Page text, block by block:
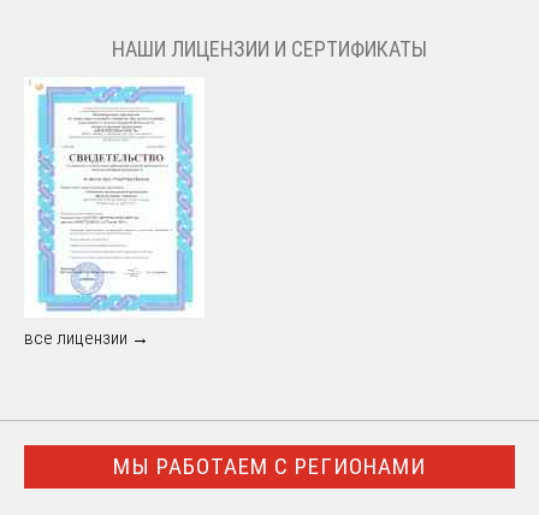
НАШИ ЛИЦЕНЗИИ И СЕРТИФИКАТЫ
все лицензии →
МЫ РАБОТАЕМ С РЕГИОНАМИ